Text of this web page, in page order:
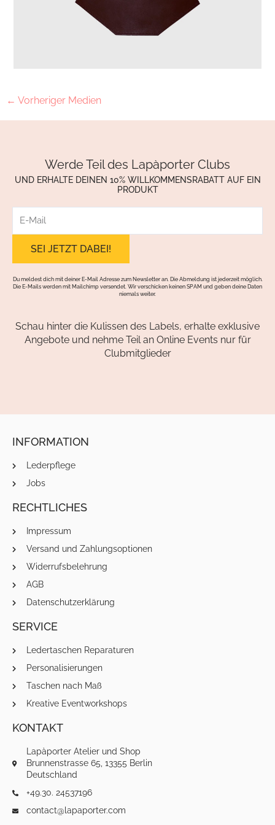
← Vorheriger Medien
Werde Teil des Lapàporter Clubs
UND ERHALTE DEINEN 10% WILLKOMMENSRABATT AUF EIN
PRODUKT
Mail
Du meldest dich mit deiner E-Mail Adresse zum Newsletter an. Die Abmeldung ist jederzeit möglich.
Die E-Mails werden mit Mailchimp versendet. Wir verschicken keinen SPAM und geben deine Daten
niemals weiter.
Schau hinter die Kulissen des Labels, erhalte exklusive
Angebote und nehme Teil an Online Events nur für
Clubmitglieder
INFORMATION
Lederpflege
Jobs
RECHTLICHES
Impressum
Versand und Zahlungsoptionen
Widerrufsbelehrung
AGB
Datenschutzerklärung
SERVICE
Ledertaschen Reparaturen
Personalisierungen
Taschen nach Maß
Kreative Eventworkshops
KONTAKT
Lapàporter Atelier und Shop
Brunnenstrasse 65, 13355 Berlin
Deutschland
+49.30. 24537196
contact@lapaporter.com